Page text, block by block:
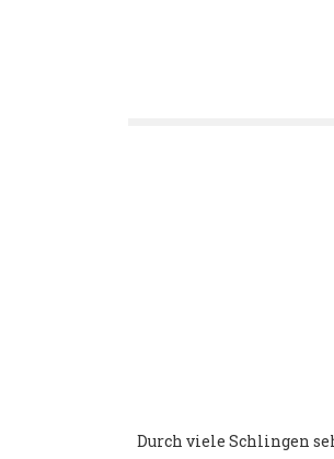
Durch viele Schlingen